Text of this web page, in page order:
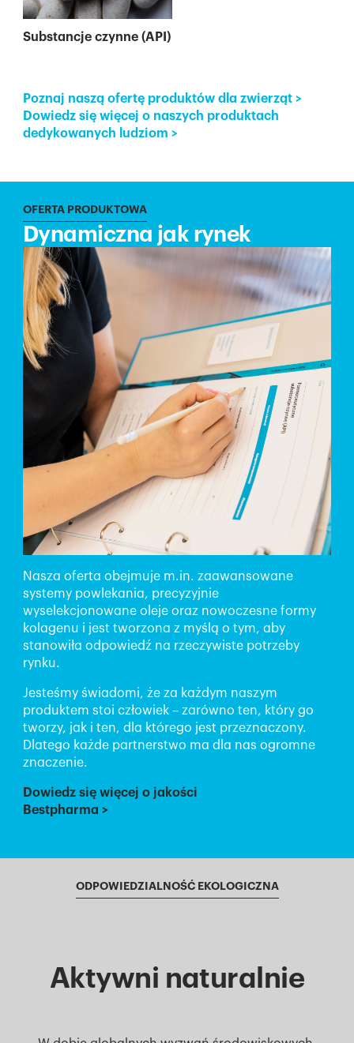
Substancje czynne (API)
Poznaj naszą ofertę produktów dla zwierząt >
Dowiedz się więcej o naszych produktach
dedykowanych ludziom >
OFERTA PRODUKTOWA
Dynamiczna jak rynek
Nasza oferta obejmuje m.in. zaawansowane
systemy powlekania, precyzyjnie
wyselekcjonowane oleje oraz nowoczesne formy
kolagenu i jest tworzona z myślą o tym, aby
stanowiła odpowiedź na rzeczywiste potrzeby
rynku.
Jesteśmy świadomi, że za każdym naszym
produktem stoi człowiek – zarówno ten, który go
tworzy, jak i ten, dla którego jest przeznaczony.
Dlatego każde partnerstwo ma dla nas ogromne
znaczenie.
Dowiedz się więcej o jakości
Bestpharma >
ODPOWIEDZIALNOŚĆ EKOLOGICZNA
Aktywni naturalnie